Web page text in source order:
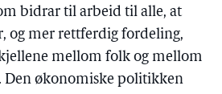
bidrar til arbeid til alle, at
og mer rettferdig fordeling,
mellom folk og mellom
Den økonomiske politikken